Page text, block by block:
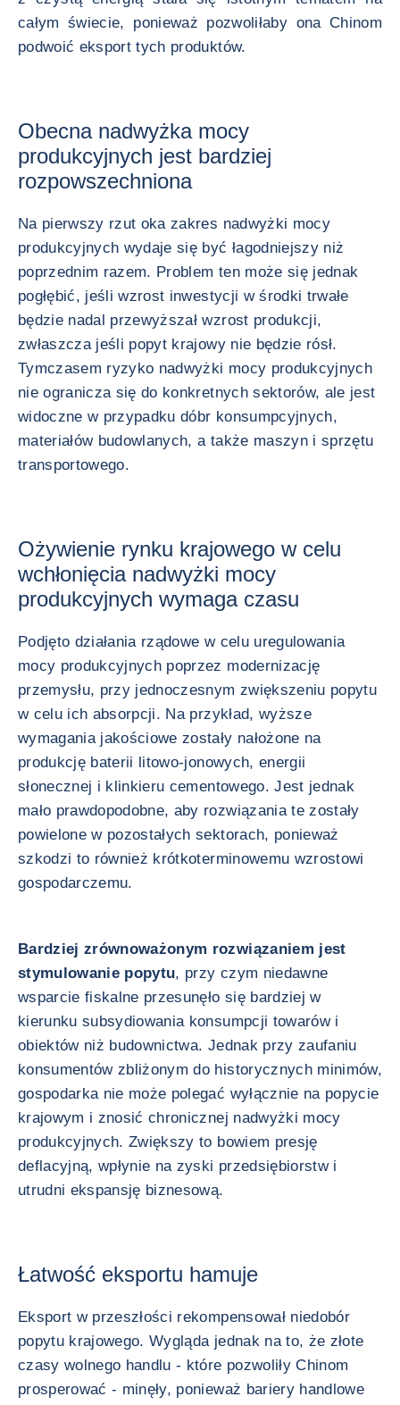
całym świecie, ponieważ pozwoliłaby ona Chinom
podwoić eksport tych produktów.
Obecna nadwyżka mocy
produkcyjnych jest bardziej
rozpowszechniona
Na pierwszy rzut oka zakres nadwyżki mocy
produkcyjnych wydaje się być łagodniejszy niż
poprzednim razem. Problem ten może się jednak
pogłębić, jeśli wzrost inwestycji w środki trwałe
będzie nadal przewyższał wzrost produkcji,
zwłaszcza jeśli popyt krajowy nie będzie rósł.
Tymczasem ryzyko nadwyżki mocy produkcyjnych
nie ogranicza się do konkretnych sektorów, ale jest
widoczne w przypadku dóbr konsumpcyjnych,
materiałów budowlanych, a także maszyn i sprzętu
transportowego.
Ożywienie rynku krajowego w celu
wchłonięcia nadwyżki mocy
produkcyjnych wymaga czasu
Podjęto działania rządowe w celu uregulowania
mocy produkcyjnych poprzez modernizację
przemysłu, przy jednoczesnym zwiększeniu popytu
w celu ich absorpcji. Na przykład, wyższe
wymagania jakościowe zostały nałożone na
produkcję baterii litowo-jonowych, energii
słonecznej i klinkieru cementowego. Jest jednak
mało prawdopodobne, aby rozwiązania te zostały
powielone w pozostałych sektorach, ponieważ
szkodzi to również krótkoterminowemu wzrostowi
gospodarczemu.
Bardziej zrównoważonym rozwiązaniem jest
stymulowanie popytu, przy czym niedawne
wsparcie fiskalne przesunęło się bardziej w
kierunku subsydiowania konsumpcji towarów i
obiektów niż budownictwa. Jednak przy zaufaniu
konsumentów zbliżonym do historycznych minimów,
gospodarka nie może polegać wyłącznie na popycie
krajowym i znosić chronicznej nadwyżki mocy
produkcyjnych. Zwiększy to bowiem presję
deflacyjną, wpłynie na zyski przedsiębiorstw i
utrudni ekspansję biznesową.
Łatwość eksportu hamuje
Eksport w przeszłości rekompensował niedobór
popytu krajowego. Wygląda jednak na to, że złote
czasy wolnego handlu - które pozwoliły Chinom
prosperować - minęły, ponieważ bariery handlowe